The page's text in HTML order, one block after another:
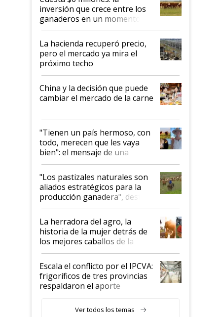
inversión que crece entre los
ganaderos en un momento
histórico para la actividad
La hacienda recuperó precio,
pero el mercado ya mira el
próximo techo
China y la decisión que puede
cambiar el mercado de la carne
"Tienen un país hermoso, con
todo, merecen que les vaya
bien": el mensaje de una
ganadera uruguaya sobre las
oportunidades que se abren
para el agro en Argentina, con
foco en la carne
"Los pastizales naturales son
aliados estratégicos para la
producción ganadera", destaca
la iniciativa que ya reúne a 46
establecimientos en Argentina
La herradora del agro, la
historia de la mujer detrás de
los mejores caballos de la
Argentina y los mitos que
todavía hacen sufrir a estos
animales: "Mientras me
descalificaban, yo seguí
haciendo currículum"
Escala el conflicto por el IPCVA:
frigoríficos de tres provincias
respaldaron el aporte
Ver todos los temas